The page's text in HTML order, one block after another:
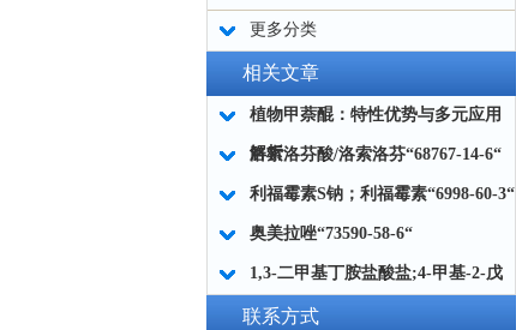
更多分类
相关文章
植物甲萘醌：特性优势与多元应用
解析
洛索洛芬酸/洛索洛芬“68767-14-6“
利福霉素S钠；利福霉素“6998-60-3“
奥美拉唑“73590-58-6“
1,3-二甲基丁胺盐酸盐;4-甲基-2-戊
胺盐酸盐“71776-70-0“
联系方式